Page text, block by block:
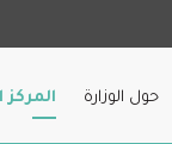
حول الوزارة المركز